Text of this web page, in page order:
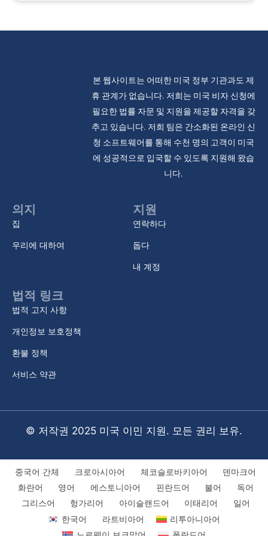
본 웹사이트는 어떠한 미국 정부 기관과도 제
휴 관계가 없습니다. 저희는 미국 비자 신청에
필요한 법률 자문 및 지원을 제공할 자격을 갖
추고 있습니다. 저희 팀은 간소화된 온라인 신
청 소프트웨어를 통해 수천 명의 고객이 미국
에 성공적으로 입국할 수 있도록 지원해 왔습
니다.
의지
집
우리에 대하여
지원
연락하다
돕다
내 계정
법적 링크
법적 고지 사항
개인정보 보호정책
환불 정책
서비스 약관
© 저작권 2025 미국 이민 지원. 모든 권리 보유.
중국어 간체 크로아시아어 체코슬로바키아어
덴마크어
화란어
영어 에스토니아어 핀란드어 불어
독어
그리스어
헝가리어 아이슬랜드어 이태리어
일어
한국어
라트비아어
리투아니아어